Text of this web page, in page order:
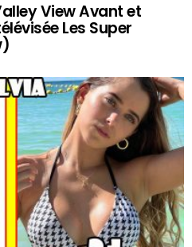
View Avant et
Les Super